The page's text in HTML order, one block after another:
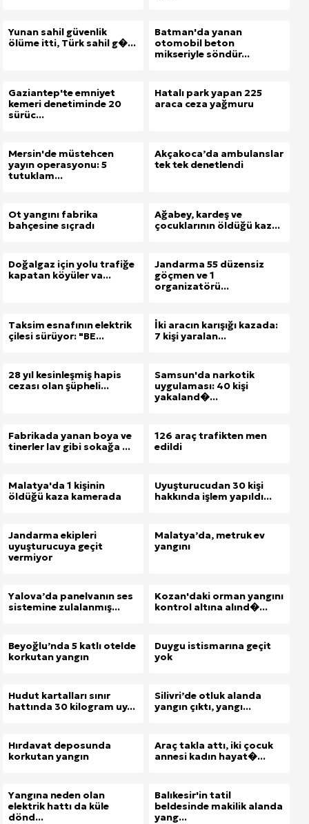
Yunan sahil güvenlik
ölüme itti, Türk sahil g�...
Batman'da yanan
otomobil beton
mikseriyle söndür...
Gaziantep'te emniyet
kemeri denetiminde 20
sürüc...
Hatalı park yapan 225
araca ceza yağmuru
Mersin'de müstehcen
yayın operasyonu: 5
tutuklam...
Akçakoca’da ambulanslar
tek tek denetlendi
Ot yangını fabrika
bahçesine sıçradı
Ağabey, kardeş ve
çocuklarının öldüğü kaz...
Doğalgaz için yolu trafiğe
kapatan köyüler va...
Jandarma 55 düzensiz
göçmen ve 1
organizatörü...
Taksim esnafının elektrik
çilesi sürüyor: "BE...
İki aracın karışığı kazada:
7 kişi yaralan...
28 yıl kesinleşmiş hapis
cezası olan şüpheli...
Samsun'da narkotik
uygulaması: 40 kişi
yakaland�...
Fabrikada yanan boya ve
tinerler lav gibi sokağa ...
126 araç trafikten men
edildi
Malatya'da 1 kişinin
öldüğü kaza kamerada
Uyuşturucudan 30 kişi
hakkında işlem yapıldı...
Jandarma ekipleri
uyuşturucuya geçit
vermiyor
Malatya’da, metruk ev
yangını
Yalova’da panelvanın ses
sistemine zulalanmış...
Kozan'daki orman yangını
kontrol altına alınd�...
Beyoğlu’nda 5 katlı otelde
korkutan yangın
Duygu istismarına geçit
yok
Hudut kartalları sınır
hattında 30 kilogram uy...
Silivri’de otluk alanda
yangın çıktı, yangı...
Hırdavat deposunda
korkutan yangın
Araç takla attı, iki çocuk
annesi kadın hayat�...
Yangına neden olan
elektrik hattı da küle
dönd...
Balıkesir'in tatil
beldesinde makilik alanda
yang...
Site İçi (On-Page) SEO Hizmeti: Web Sitenizin
Kuzu Fileto Seçimi ve Pişirme Önerileri: Yumuşak